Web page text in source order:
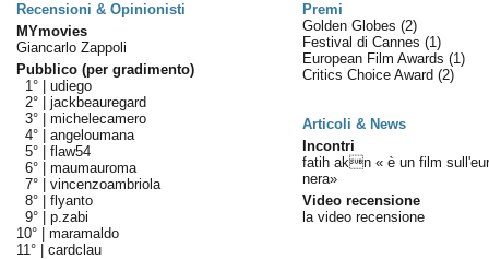
Recensioni & Opinionisti
Premi
MYmovies
Giancarlo Zappoli
Pubblico (per gradimento)
1° | udiego
2° | jackbeauregard
3° | michelecamero
4° | angeloumana
5° | flaw54
6° | maumauroma
7° | vincenzoambriola
8° | flyanto
9° | p.zabi
10° | maramaldo
11° | cardclau
Golden Globes (2)
Festival di Cannes (1)
European Film Awards (1)
Critics Choice Award (2)
Articoli & News
Incontri
fatih akn « è un film
nera»
Video recensione
la video recensione